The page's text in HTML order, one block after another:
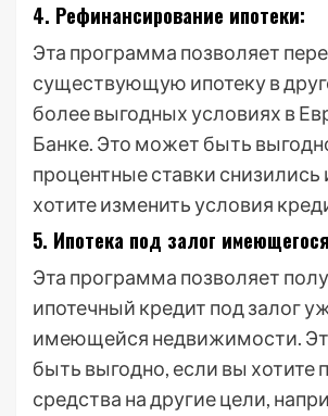
4. Рефинансирование ипотеки:
Эта программа позволяет
существующую ипотеку в
более выгодных условиях в
Банке. Это может быть
процентные ставки снизились
хотите изменить условия
5. Ипотека под залог
Эта программа позволяет
ипотечный кредит под залог
имеющейся недвижимости.
быть выгодно, если вы хотите
средства на другие цели,